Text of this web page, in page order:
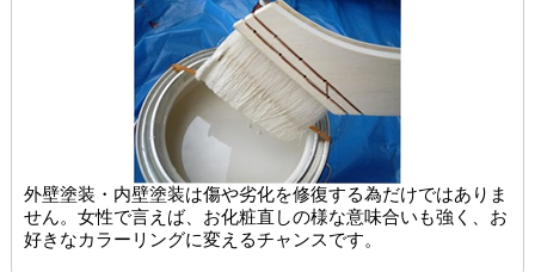
外壁塗装・内壁塗装は傷や劣化を修復する為だけではありま
せん。女性で言えば、お化粧直しの様な意味合いも強く、お
好きなカラーリングに変えるチャンスです。